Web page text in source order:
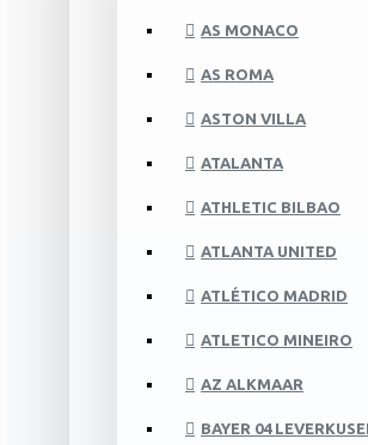
AS MONACO
AS ROMA
ASTON VILLA
ATALANTA
ATHLETIC BILBAO
ATLANTA UNITED
ATLÉTICO MADRID
ATLETICO MINEIRO
AZ ALKMAAR
BAYER 04